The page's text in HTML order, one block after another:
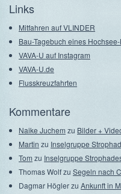
Links
Mitfahren auf VLINDER
Bau-Tagebuch eines
VAVA-U auf Instagram
VAVA-U.de
Flusskreuzfahrten
Kommentare
Naike Juchemzu Bilder +
Martin zu Inselgruppe
Tom zu Inselgruppe
Thomas Wolfzu Segeln nach
Dagmar Höglerzu Ankunft in